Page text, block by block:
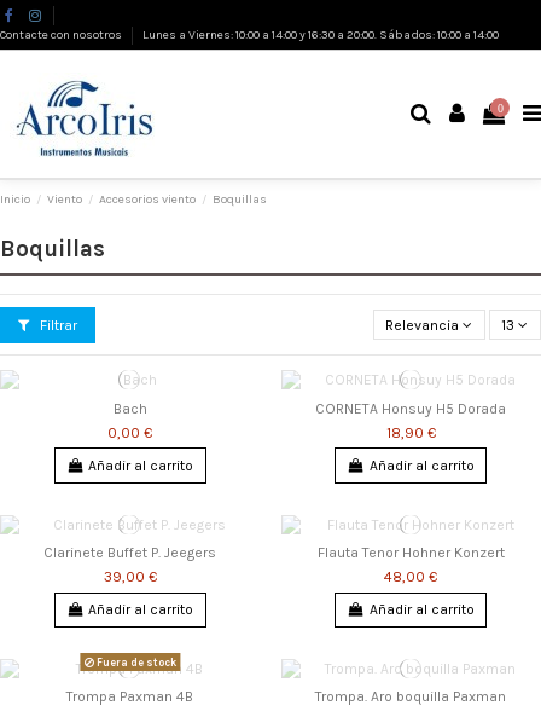
Contacte con nosotros Lunes a Viernes: 10:00 a 14:00 y 16:30 a 20:00. Sábados: 10:00 a 14:00
0
Inicio Viento Accesorios viento Boquillas
Boquillas
Filtrar Relevancia 13
Bach
0,00 €
Añadir al carrito
CORNETA Honsuy H5 Dorada
18,90 €
Añadir al carrito
Clarinete Buffet P. Jeegers
39,00 €
Añadir al carrito
Flauta Tenor Hohner Konzert
48,00 €
Añadir al carrito
Fuera de stock
Trompa Paxman 4B
Trompa. Aro boquilla Paxman